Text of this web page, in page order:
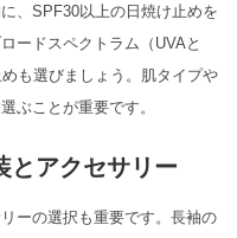
、SPF30以上の日焼け止めを
ードスペクトラム（UVAと
も選びましょう。肌タイプや
ぶことが重要です。
とアクセサリー
ーの選択も重要です。長袖の